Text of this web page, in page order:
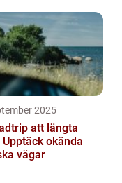
2025
att längta
okända
vägar